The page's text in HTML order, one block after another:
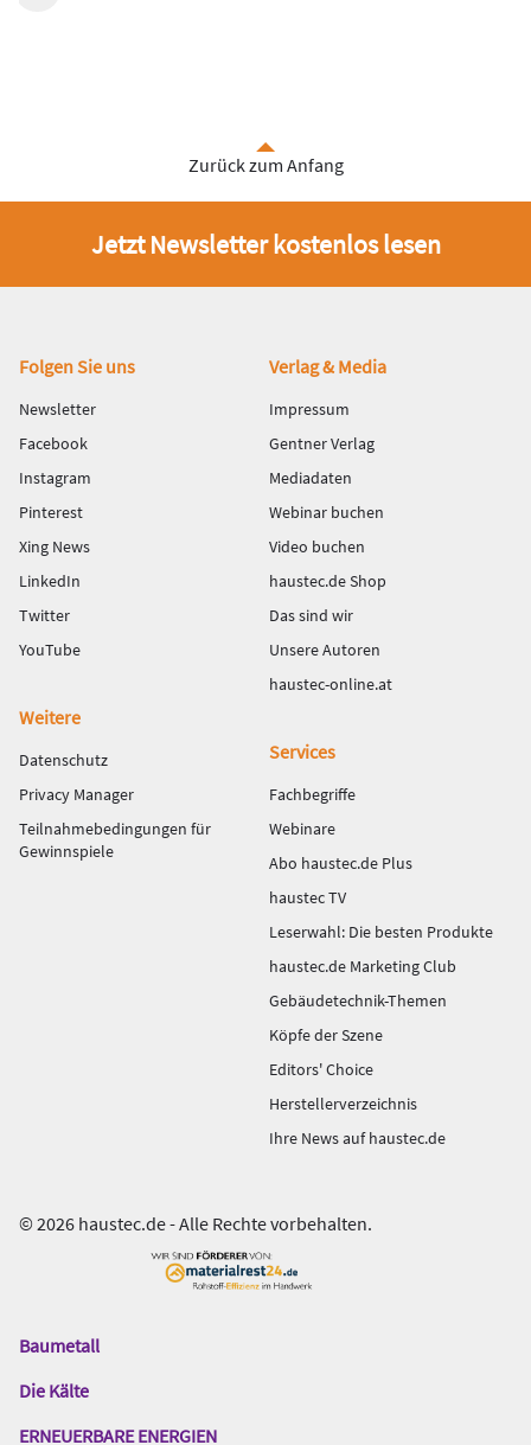
Zurück zum Anfang
Jetzt Newsletter kostenlos lesen
Fußbereich
Folgen Sie uns
Newsletter
Facebook
Instagram
Pinterest
Xing News
LinkedIn
Twitter
YouTube
Verlag & Media
Impressum
Gentner Verlag
Mediadaten
Webinar buchen
Video buchen
haustec.de Shop
Das sind wir
Unsere Autoren
haustec-online.at
Weitere
Datenschutz
Privacy Manager
Teilnahmebedingungen für
Gewinnspiele
Services
Fachbegriffe
Webinare
Abo haustec.de Plus
haustec TV
Leserwahl: Die besten Produkte
haustec.de Marketing Club
Gebäudetechnik-Themen
Köpfe der Szene
Editors' Choice
Herstellerverzeichnis
Ihre News auf haustec.de
© 2026 haustec.de - Alle Rechte vorbehalten.
Das
Gentner
Baumetall
Die Kälte
ERNEUERBARE ENERGIEN